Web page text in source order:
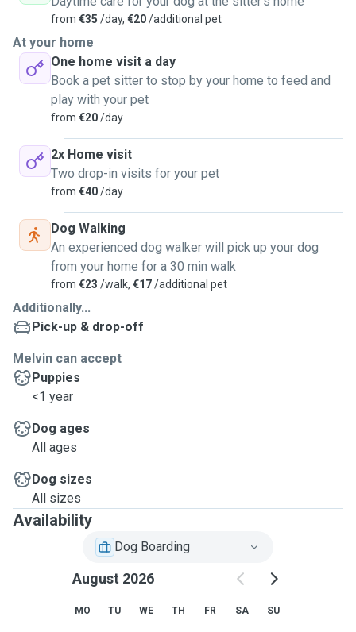
from €35 /day, €20/additional pet
At your home
One home visit a day
Book a pet sitter to stop by your home to feed and
play with your pet
from €20/day
2x Home visit
Two drop-in visits for your pet
from €40/day
Dog Walking
An experienced dog walker will pick up your dog
from your home for a 30 min walk
from €23 /walk, €17/additional pet
Additionally...
Pick-up & drop-off
Melvin can accept
Puppies
<1 year
Dog ages
All ages
Dog sizes
All sizes
Availability
Dog Boarding
August 2026
MO TU WE TH FR SA SU